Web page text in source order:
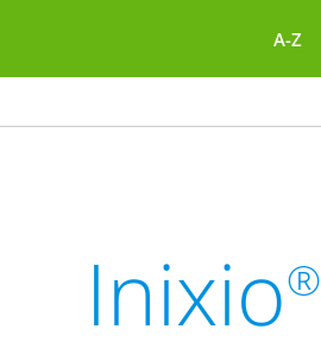
A-Z
Inixio®